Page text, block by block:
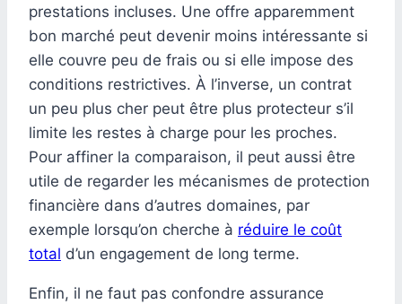
prestations incluses. Une offre apparemment
bon marché peut devenir moins intéressante si
elle couvre peu de frais ou si elle impose des
conditions restrictives. À l’inverse, un contrat
un peu plus cher peut être plus protecteur s’il
limite les restes à charge pour les proches.
Pour affiner la comparaison, il peut aussi être
utile de regarder les mécanismes de protection
financière dans d’autres domaines, par
exemple lorsqu’on cherche à réduire le coût
total d’un engagement de long terme.
Enfin, il ne faut pas confondre assurance